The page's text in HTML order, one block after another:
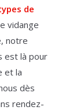
de
vidange
notre
est là pour
et la
dès
rendez-